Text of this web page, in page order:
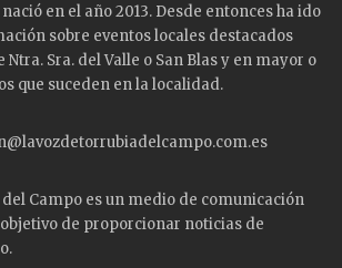
en el año 2013. Desde entonces ha ido
sobre eventos locales destacados
Ntra. Sra. del Valle o San Blas y en mayor o
que suceden en la localidad.
Campo es un medio de comunicación
de proporcionar noticias de